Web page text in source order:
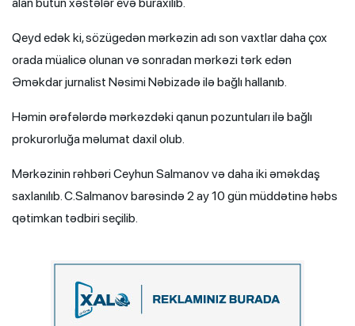
Qeyd edək ki, sözügedən mərkəzin adı son vaxtlar daha çox
orada müalicə olunan və sonradan mərkəzi tərk edən
Əməkdar jurnalist Nəsimi Nəbizadə ilə bağlı hallanıb.
Həmin ərəfələrdə mərkəzdəki qanun pozuntuları ilə bağlı
prokurorluğa məlumat daxil olub.
Mərkəzinin rəhbəri Ceyhun Salmanov və daha iki əməkdaş
saxlanılıb. C.Salmanov barəsində 2 ay 10 gün müddətinə həbs
qətimkan tədbiri seçilib.